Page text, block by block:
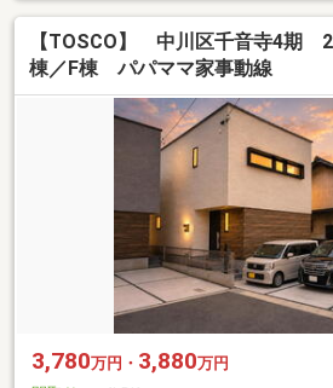
【TOSCO】 中川区千音寺4期
棟／F棟 パパママ家事動線
3,780万円・ 3,880万円